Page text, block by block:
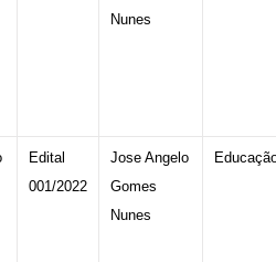
Nunes
Edital
001/2022
Jose Angelo
Gomes
Nunes